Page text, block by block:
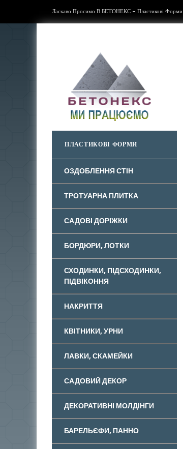
Ласкаво Просимо В БЕТОНЕКС - Пластикові Форми
ПЛАСТИКОВІ ФОРМИ
ОЗДОБЛЕННЯ СТІН
ТРОТУАРНА ПЛИТКА
САДОВІ ДОРІЖКИ
БОРДЮРИ, ЛОТКИ
СХОДИНКИ, ПІДСХОДИНКИ,
ПІДВІКОННЯ
НАКРИТТЯ
КВІТНИКИ, УРНИ
ЛАВКИ, СКАМЕЙКИ
САДОВИЙ ДЕКОР
ДЕКОРАТИВНІ МОЛДІНГИ
БАРЕЛЬЄФИ, ПАННО